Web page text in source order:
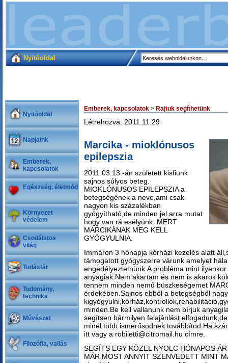
Nyitóoldal
Nyitóoldal
Napjaink
Emberek,
kapcsolatok
Egészség, életmód
Környezet
védelem
Csodálatos
világ
Tudástár
Tudomány,
technika
Művészet
Filozófia, vallás
Emberek, kapcsolatok > Rajtuk segíthetünk
Létrehozva: 2011.11.29
Marcika - mioklónusos
epilepszia
2011.03.13.-án született kisfiunk
sajnos súlyos beteg.
MIOKLÓNUSOS EPILEPSZIA a
betegségének a neve,ami csak
nagyon kis százalékban
gyógyítható,de minden jel arra mutat
hogy van rá esélyünk. MERT
MARCIKÁNAK MEG KELL
GYÓGYULNIA.
Immáron 3 hónapja kórházi kezelés alatt
támogatott gyógyszerre várunk amelyet
engedélyeztetnünk.A probléma mint
anyagiak.Nem akartam és nem is akarok
tennem minden nemű büszkeségemet
érdekében.Sajnos ebből a betegségből
minden.Be kell vallanunk nem bírjuk
segítsen bármilyen felajánlást
minél több ismerősödnek továbbítod.Ha
itt vagy a robiletti@citromail.hu címre.
SEGÍTS EGY KÖZEL NYOLC HÓNAPOS
MÁR MOST ANNYIT SZENVEDETT MINT